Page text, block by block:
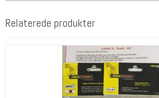
Relaterede produkter